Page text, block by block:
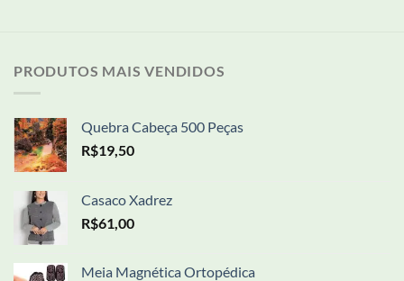
PRODUTOS MAIS VENDIDOS
Quebra Cabeça 500 Peças
R$19,50
Casaco Xadrez
R$61,00
Meia Magnética Ortopédica